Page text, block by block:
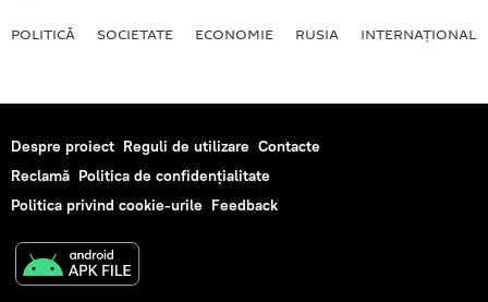
POLITICĂ SOCIETATE ECONOMIE RUSIA INTERNAŢIONAL
Despre proiect Reguli de utilizare Contacte
Reclamă Politica de confidențialitate
Politica privind cookie-urile Feedback